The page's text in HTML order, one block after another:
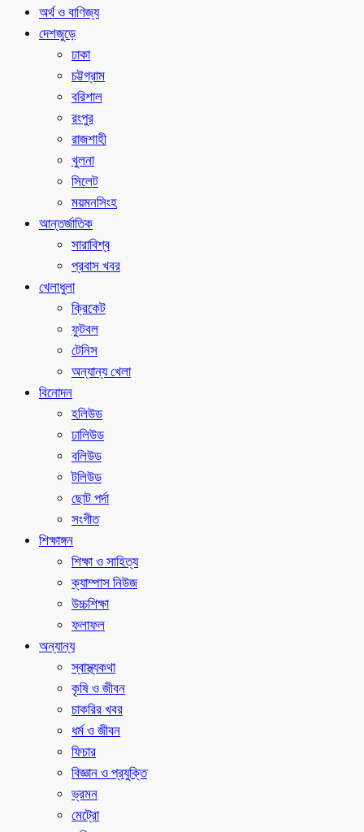
অর্থ ও বাণিজ্য
দেশজুড়ে
ঢাকা
চট্টগ্রাম
বরিশাল
রংপুর
রাজশাহী
খুলনা
সিলেট
ময়মনসিংহ
আন্তর্জাতিক
সারাবিশ্ব
প্রবাস খবর
খেলাধুলা
ক্রিকেট
ফুটবল
টেনিস
অন্যান্য খেলা
বিনোদন
হলিউড
ঢালিউড
বলিউড
টলিউড
ছোট পর্দা
সংগীত
শিক্ষাঙ্গন
শিক্ষা ও সাহিত্য
ক্যাম্পাস নিউজ
উচ্চশিক্ষা
ফলাফল
অন্যান্য
স্বাস্থ্যকথা
কৃষি ও জীবন
চাকরির খবর
ধর্ম ও জীবন
ফিচার
বিজ্ঞান ও প্রযুক্তি
ভ্রমন
মেট্রো